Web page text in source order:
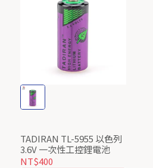
TADIRAN TL-5955 以色列
3.6V 一次性工控鋰電池
NT$400